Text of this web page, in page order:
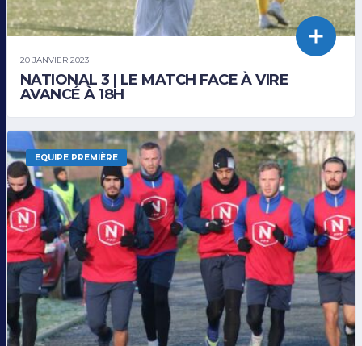
20 JANVIER 2023
NATIONAL 3 | LE MATCH FACE À VIRE
AVANCÉ À 18H
EQUIPE PREMIÈRE